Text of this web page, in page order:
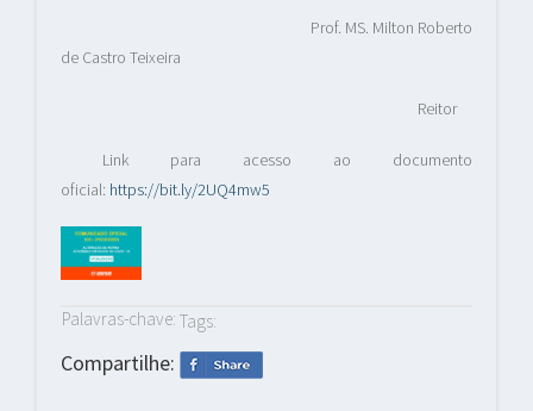
Prof. MS. Milton Roberto
de Castro Teixeira
Reitor
Link para acesso ao documento
oficial: https://bit.ly/2UQ4mw5
Palavras-chave: Tags:
Compartilhe: